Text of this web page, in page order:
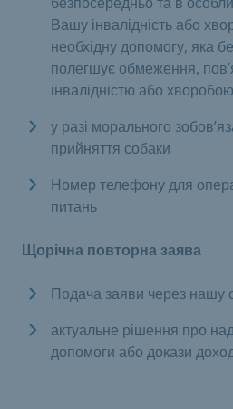
Вашу інвалідність або
необхідну допомогу, яка
полегшує обмеження,
інвалідністю або хворобою
у разі морального
прийняття собаки
Номер телефону для
питань
Щорічна повторна заява
Подача заяви через
актуальне рішення про
допомоги або докази